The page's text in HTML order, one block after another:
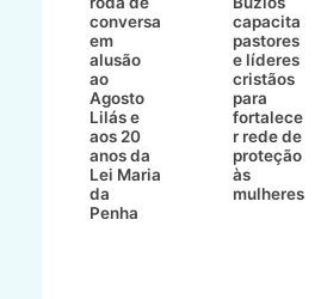
conversa
em
alusão
ao
Agosto
Lilás e
aos 20
anos da
Lei Maria
da
Penha
capacita
pastores
e líderes
cristãos
para
fortalece
r rede de
proteção
às
mulheres